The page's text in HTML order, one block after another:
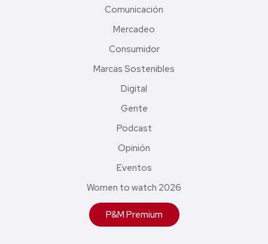
Comunicación
Mercadeo
Consumidor
Marcas Sostenibles
Digital
Gente
Podcast
Opinión
Eventos
Women to watch 2026
P&M Premium